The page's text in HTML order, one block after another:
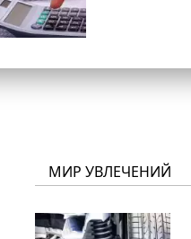
МИР УВЛЕЧЕНИЙ